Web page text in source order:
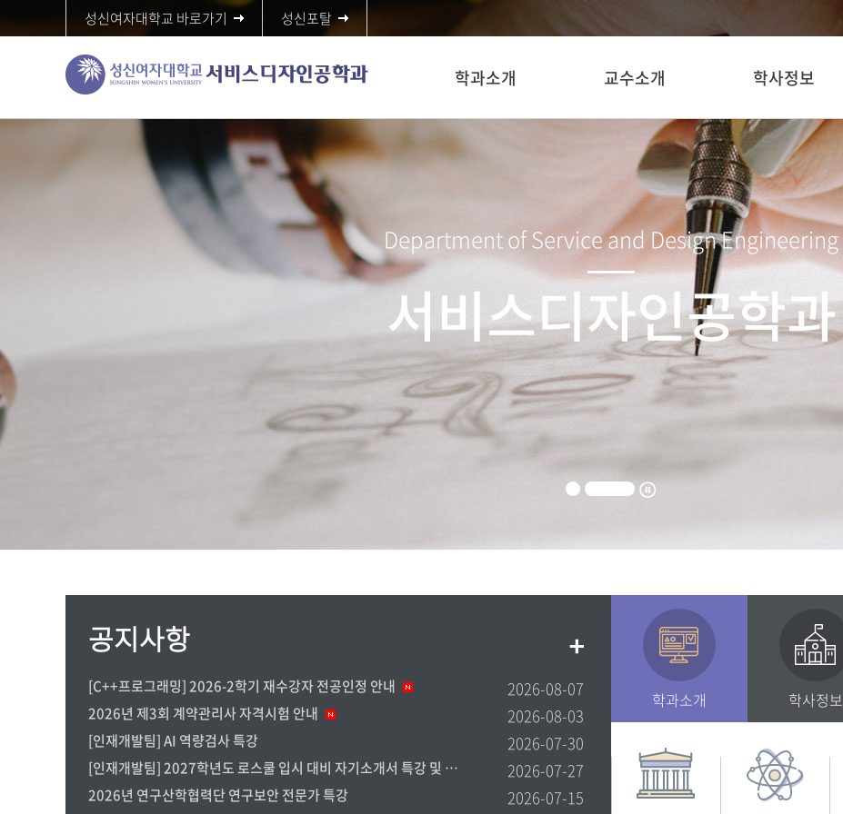
성신여자대학교 바로가기 성신포탈
학과소개 교수소개 학사정보
Department of Service and Design Engineering
서비스디자인공학과
[C++프로그래밍] 2026-2학기 재수강자 전공인정 안내 2026-08-07
2026년 제3회 계약관리사 자격시험 안내 2026-08-03
[인재개발팀] AI 역량검사 특강 2026-07-30
[인재개발팀] 2027학년도 로스쿨 입시 대비 자기소개서 특강 및 면담 신청 안내 2026-07-27
2026년 연구산학협력단 연구보안 전문가 특강 2026-07-15
학과소개 학사정보